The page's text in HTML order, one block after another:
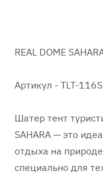
REAL DOME
Артикул - TLT-116S
Шатер тент
SAHARA — это
отдыха на
специально для